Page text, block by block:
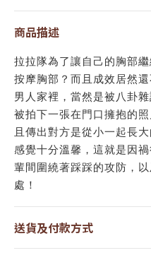
商品描述
拉拉隊為了讓自己的胸部
按摩胸部？而且成效居然
男人家裡，當然是被八卦
被拍下一張在門口擁抱的
且傳出對方是從小一起長
感覺十分溫馨，這就是因
輩間圍繞著踩踩的攻防，
處！
送貨及付款方式